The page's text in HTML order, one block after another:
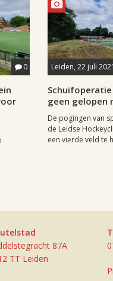
0 Leiden, 22 juli
geen gelopen
De pogingen van
de Leidse
een vierde veld te
87A
TT Leiden